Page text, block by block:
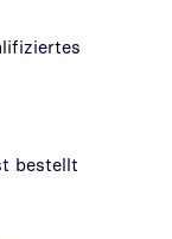
bestellt